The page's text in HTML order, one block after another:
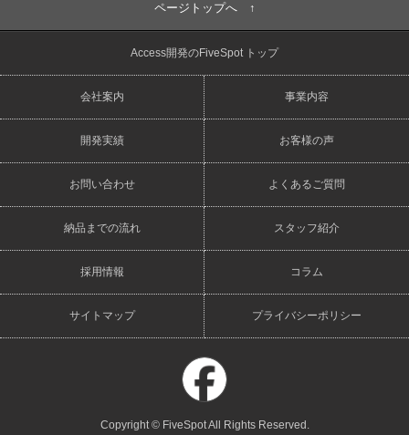
ページトップへ ↑
Access開発のFiveSpot トップ
会社案内 事業内容
開発実績 お客様の声
お問い合わせ よくあるご質問
納品までの流れ スタッフ紹介
採用情報 コラム
サイトマップ プライバシーポリシー
Copyright © FiveSpot All Rights Reserved.